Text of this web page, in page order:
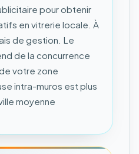
pour obtenir
en vitrerie locale. À
de gestion. Le
de la concurrence
votre zone
intra-muros est plus
moyenne